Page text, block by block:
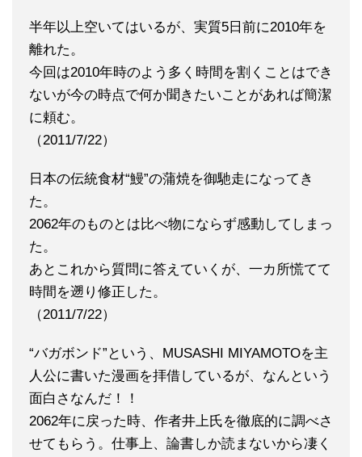
半年以上空いてはいるが、実質5日前に2010年を
離れた。
今回は2010年時のよう多く時間を割くことはでき
ないが今の時点で何か聞きたいことがあれば簡潔
に頼む。
（2011/7/22）
日本の伝統食材“鰻”の蒲焼を御馳走になってき
た。
2062年のものとは比べ物にならず感動してしまっ
た。
あとこれから質問に答えていくが、一カ所慌てて
時間を遡り修正した。
（2011/7/22）
“バガボンド”という、MUSASHI MIYAMOTOを主
人公に書いた漫画を拝借しているが、なんという
面白さなんだ！！
2062年に戻った時、作者井上氏を徹底的に調べさ
せてもらう。仕事上、論書しか読まないから凄く